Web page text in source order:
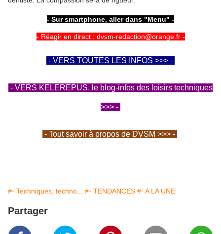
- Sur smartphone, aller dans "Menu" -
- Réagir en direct : dvsm-redaction@orange.fr -
- VERS TOUTES LES INFOS >>> -
- VERS KELEREPUS, le blog-infos des loisirs techniques
>>> -
- Tout savoir à propos de DVSM >>> -
#- Techniques, techno... #- TENDANCES #- A LA UNE
Partager